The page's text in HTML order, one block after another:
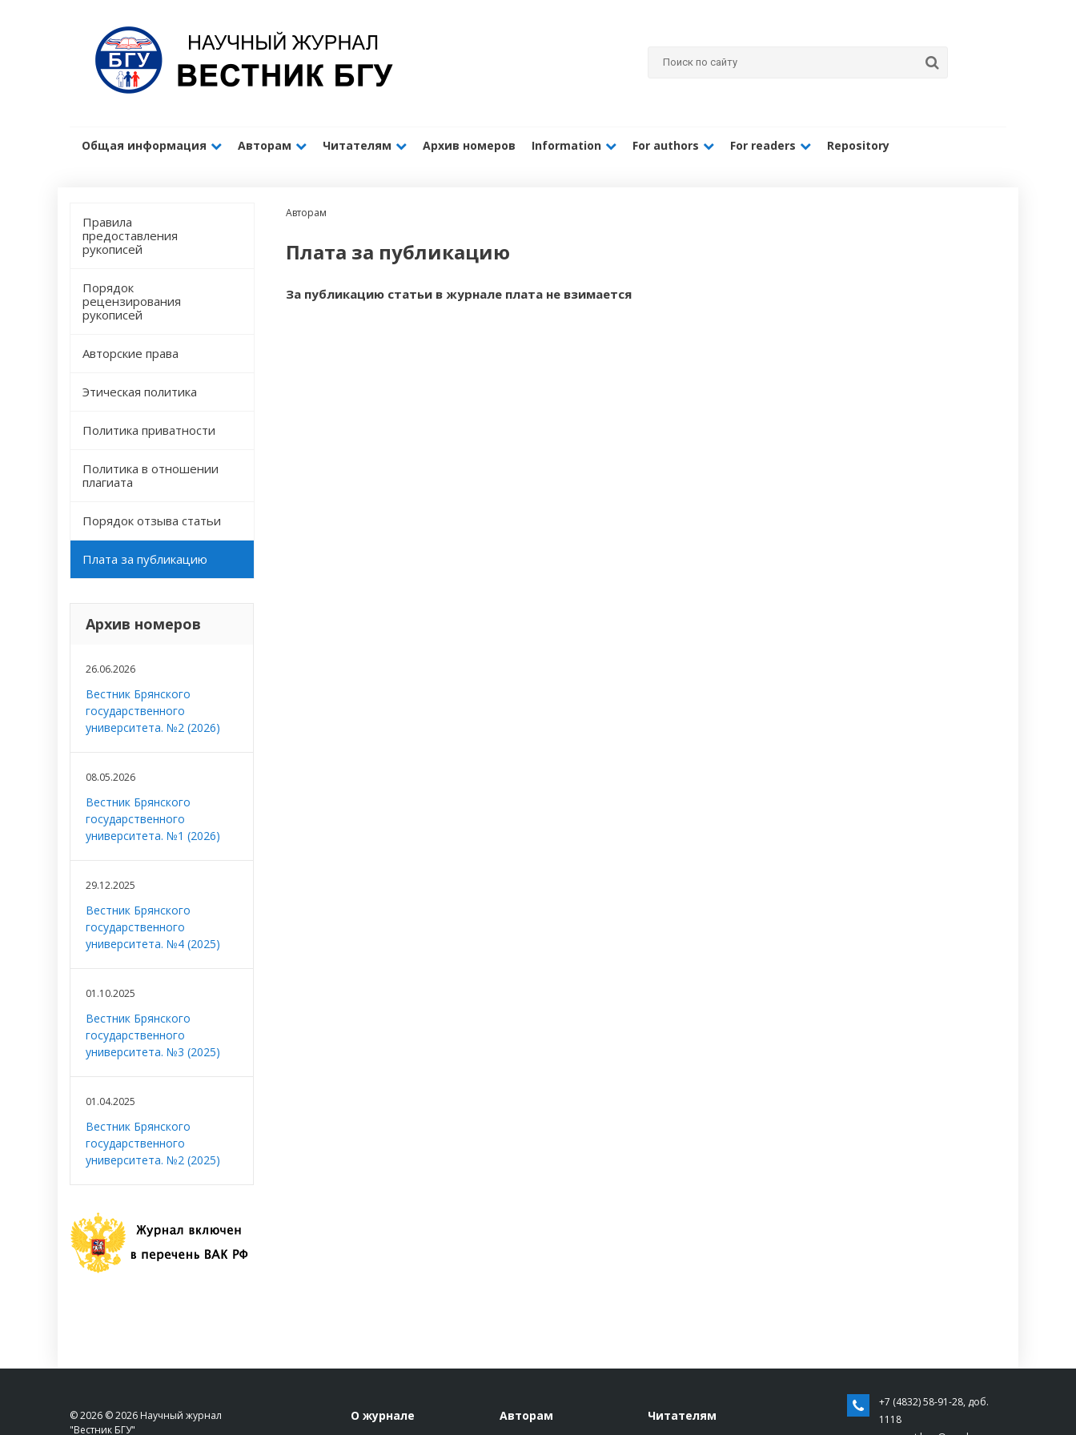
Общая информация Авторам Читателям Архив номеров Information For authors For readers Repository
Правила
предоставления
рукописей
Порядок
рецензирования
рукописей
Авторские права
Этическая политика
Политика приватности
Политика в отношении
плагиата
Порядок отзыва статьи
Плата за публикацию
Архив номеров
26.06.2026
Вестник Брянского
государственного
университета. №2 (2026)
08.05.2026
Вестник Брянского
государственного
университета. №1 (2026)
29.12.2025
Вестник Брянского
государственного
университета. №4 (2025)
01.10.2025
Вестник Брянского
государственного
университета. №3 (2025)
01.04.2025
Вестник Брянского
государственного
университета. №2 (2025)
Авторам
Плата за публикацию
За публикацию статьи в журнале плата не взимается
© 2026 © 2026 Научный журнал
"Вестник БГУ"
О журнале Авторам Читателям
+7 (4832) 58-91-28, доб.
1118